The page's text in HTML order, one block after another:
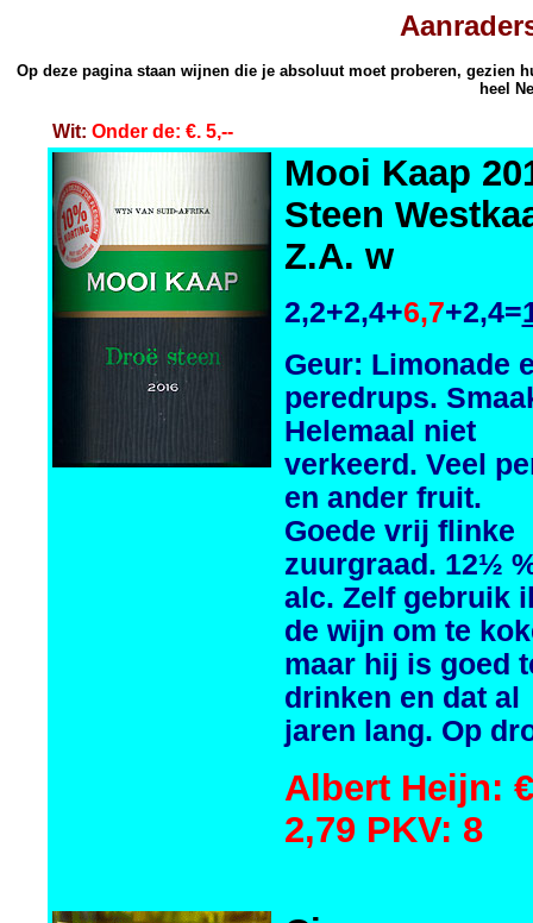
Op deze pagina staan wijnen die je absoluut moet proberen, gezien
heel
Wit: Onder de: €. 5,--
Mooi Kaap
Steen
Z.A. w
2,2+2,4+6,7+2,4=
Geur: Limonade
peredrups.
Helemaal niet
verkeerd. Veel
en ander fruit.
Goede vrij flinke
zuurgraad. 12½
alc. Zelf gebruik
de wijn om te
maar hij is goed
drinken en dat al
jaren lang. Op
Albert Heijn: €
2,79 PKV: 8